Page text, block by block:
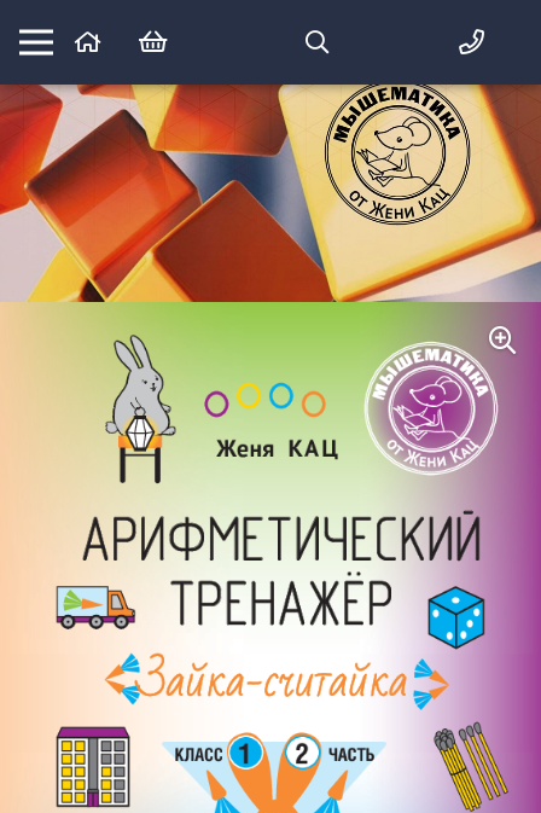
Математика вприпрыжку:
идеи и игры для детей и их родителей